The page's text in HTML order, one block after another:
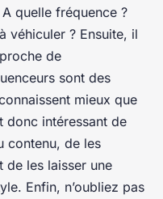
quelle fréquence ?
véhiculer ? Ensuite, il
de
sont des
mieux que
donc intéressant de
contenu, de les
de les laisser une
Enfin, n’oubliez pas